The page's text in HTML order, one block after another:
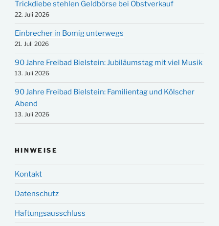
Trickdiebe stehlen Geldbörse bei Obstverkauf
22. Juli 2026
Einbrecher in Bomig unterwegs
21. Juli 2026
90 Jahre Freibad Bielstein: Jubiläumstag mit viel Musik
13. Juli 2026
90 Jahre Freibad Bielstein: Familientag und Kölscher
Abend
13. Juli 2026
HINWEISE
Kontakt
Datenschutz
Haftungsausschluss